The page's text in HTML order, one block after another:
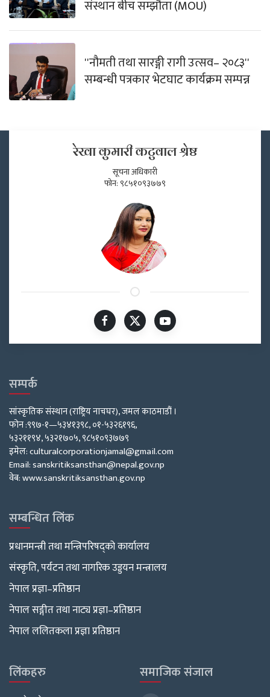
संस्थान बीच सम्झौता (MOU)
''नौमती तथा सारङ्गी रागी उत्सव– २०८३''
सम्बन्धी पत्रकार भेटघाट कार्यक्रम सम्पन्न
रेखा कुमारी कटुवाल श्रेष्ठ
सूचना अधिकारी
फोन: ९८५१०९३७७९
सम्पर्क
सांस्कृतिक संस्थान (राष्ट्रिय नाचघर), जमल काठमाडौं ।
फोन :९९७-१—५३४१३९८, ०१-५३२६१९६,
५३२११९४, ५३२१७०५, ९८५१०९३७७९
इमेल: culturalcorporationjamal@gmail.com
Email: sanskritiksansthan@nepal.gov.np
वेब: www.sanskritiksansthan.gov.np
सम्बन्धित लिंक
प्रधानमन्त्री तथा मन्त्रिपरिषद्को कार्यालय
संस्कृति, पर्यटन तथा नागरिक उड्डयन मन्त्रालय
नेपाल प्रज्ञा–प्रतिष्ठान
नेपाल सङ्गीत तथा नाट्य प्रज्ञा–प्रतिष्ठान
नेपाल ललितकला प्रज्ञा प्रतिष्ठान
लिंकहरु समाजिक संजाल